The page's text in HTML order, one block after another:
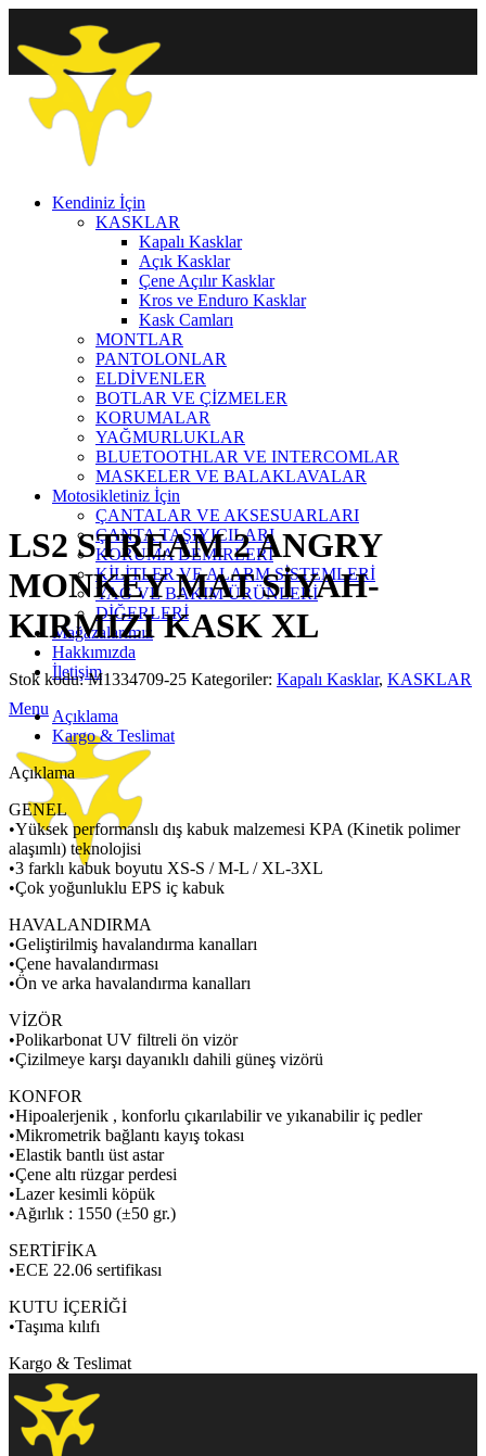
Kendiniz İçin
KASKLAR
Kapalı Kasklar
Açık Kasklar
Çene Açılır Kasklar
Kros ve Enduro Kasklar
Kask Camları
MONTLAR
PANTOLONLAR
ELDİVENLER
BOTLAR VE ÇİZMELER
KORUMALAR
YAĞMURLUKLAR
BLUETOOTHLAR VE INTERCOMLAR
MASKELER VE BALAKLAVALAR
Motosikletiniz İçin
ÇANTALAR VE AKSESUARLARI
ÇANTA TAŞIYICILARI
KORUMA DEMİRLERİ
KİLİTLER VE ALARM SİSTEMLERİ
YAĞ VE BAKIM ÜRÜNLERİ
DİĞERLERİ
Mağazalarımız
Hakkımızda
İletişim
Menu
Click to enlarge
LS2 STREAM 2 ANGRY
MONKEY MAT SİYAH-
KIRMIZI KASK XL
Stok kodu:M1334709-25 Kategoriler: Kapalı Kasklar, KASKLAR
Açıklama
Kargo & Teslimat
Açıklama
GENEL
•Yüksek performanslı dış kabuk malzemesi KPA (Kinetik polimer
alaşımlı) teknolojisi
•3 farklı kabuk boyutu XS-S / M-L / XL-3XL
•Çok yoğunluklu EPS iç kabuk
HAVALANDIRMA
•Geliştirilmiş havalandırma kanalları
•Çene havalandırması
•Ön ve arka havalandırma kanalları
VİZÖR
•Polikarbonat UV filtreli ön vizör
•Çizilmeye karşı dayanıklı dahili güneş vizörü
KONFOR
•Hipoalerjenik , konforlu çıkarılabilir ve yıkanabilir iç pedler
•Mikrometrik bağlantı kayış tokası
•Elastik bantlı üst astar
•Çene altı rüzgar perdesi
•Lazer kesimli köpük
•Ağırlık : 1550 (±50 gr.)
SERTİFİKA
•ECE 22.06 sertifikası
KUTU İÇERİĞİ
•Taşıma kılıfı
Kargo & Teslimat